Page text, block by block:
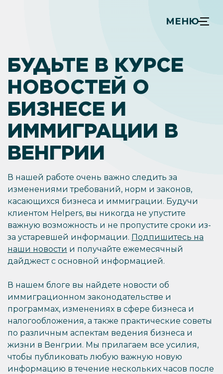
МЕНЮ
БУДЬТЕ В КУРСЕ
НОВОСТЕЙ О
БИЗНЕСЕ И
ИММИГРАЦИИ В
ВЕНГРИИ
В нашей работе очень важно следить за
изменениями требований, норм и законов,
касающихся бизнеса и иммиграции. Будучи
клиентом Helpers, вы никогда не упустите
важную возможность и не пропустите сроки из-
за устаревшей информации. Подпишитесь на
наши новости и получайте ежемесячный
дайджест с основной информацией.
В нашем блоге вы найдете новости об
иммиграционном законодательстве и
программах, изменениях в сфере бизнеса и
налогообложения, а также практические советы
по различным аспектам ведения бизнеса и
жизни в Венгрии. Мы прилагаем все усилия,
чтобы публиковать любую важную новую
информацию в течение нескольких часов после